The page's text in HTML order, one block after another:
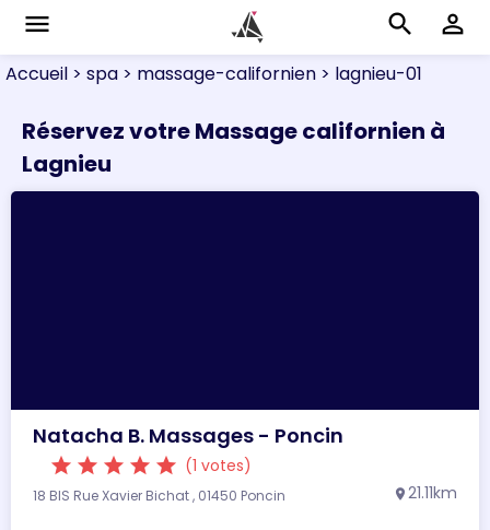
menu search perm_identity
Accueil > spa > massage-californien > lagnieu-01
Réservez votre Massage californien à
Lagnieu
Natacha B. Massages - Poncin
star star star star star (1 votes)
18 BIS Rue Xavier Bichat , 01450 Poncin location_on 21.11km